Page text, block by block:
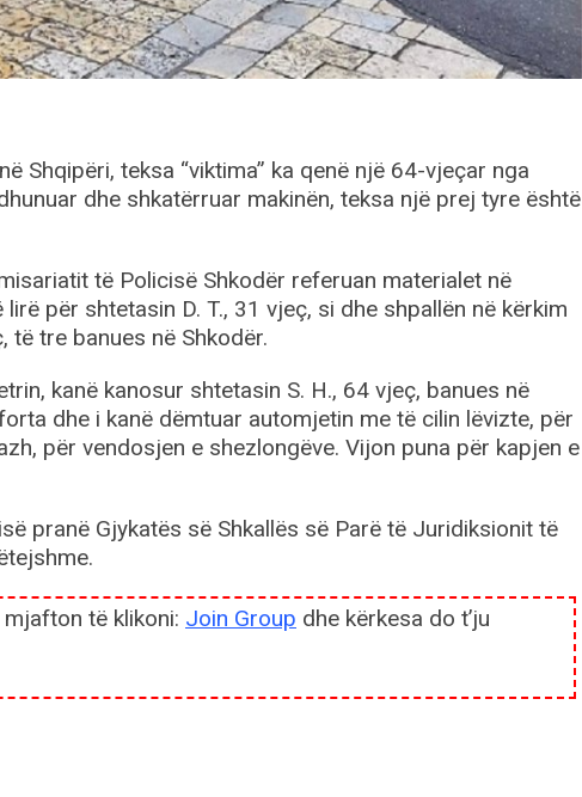
Shqipëri, teksa “viktima” ka qenë një 64-vjeçar nga
dhe shkatërruar makinën, teksa një prej tyre është
të Policisë Shkodër referuan materialet në
për shtetasin D. T., 31 vjeç, si dhe shpallën në kërkim
të tre banues në Shkodër.
kanë kanosur shtetasin S. H., 64 vjeç, banues në
dhe i kanë dëmtuar automjetin me të cilin lëvizte, për
për vendosjen e shezlongëve. Vijon puna për kapjen e
pranë Gjykatës së Shkallës së Parë të Juridiksionit të
mjafton të klikoni: Join Group dhe kërkesa do t’ju